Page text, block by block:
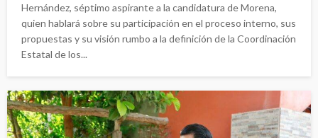
Hernández, séptimo aspirante a la candidatura de Morena,
quien hablará sobre su participación en el proceso interno, sus
propuestas y su visión rumbo a la definición de la Coordinación
Estatal de los...